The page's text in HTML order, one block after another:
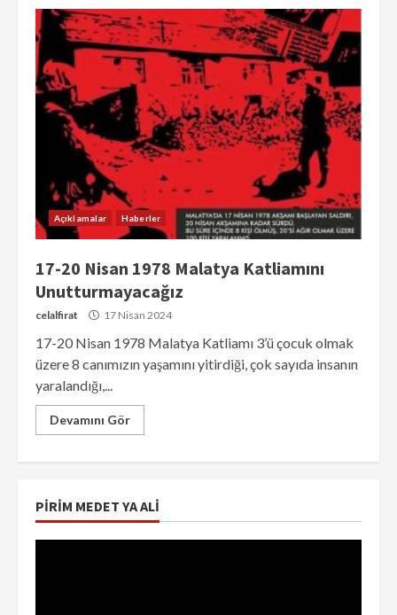
Açıklamalar Haberler
17-20 Nisan 1978 Malatya Katliamını
Unutturmayacağız
celalfirat 17 Nisan 2024
17-20 Nisan 1978 Malatya Katliamı 3’ü çocuk olmak
üzere 8 canımızın yaşamını yitirdiği, çok sayıda insanın
yaralandığı,...
Devamını Gör
PIRIM MEDET YA ALI